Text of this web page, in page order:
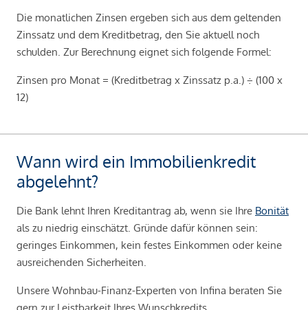
Die monatlichen Zinsen ergeben sich aus dem geltenden
Zinssatz und dem Kreditbetrag, den Sie aktuell noch
schulden. Zur Berechnung eignet sich folgende Formel:
Zinsen pro Monat = (Kreditbetrag x Zinssatz p.a.) ÷ (100 x
12)
Wann wird ein Immobilienkredit
abgelehnt?
Die Bank lehnt Ihren Kreditantrag ab, wenn sie Ihre Bonität
als zu niedrig einschätzt. Gründe dafür können sein:
geringes Einkommen, kein festes Einkommen oder keine
ausreichenden Sicherheiten.
Unsere Wohnbau-Finanz-Experten von Infina beraten Sie